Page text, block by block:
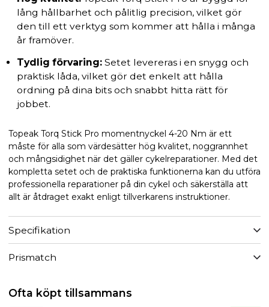
lång hållbarhet och pålitlig precision, vilket gör
den till ett verktyg som kommer att hålla i många
år framöver.
Tydlig förvaring: Setet levereras i en snygg och
praktisk låda, vilket gör det enkelt att hålla
ordning på dina bits och snabbt hitta rätt för
jobbet.
Topeak Torq Stick Pro momentnyckel 4-20 Nm är ett
måste för alla som värdesätter hög kvalitet, noggrannhet
och mångsidighet när det gäller cykelreparationer. Med det
kompletta setet och de praktiska funktionerna kan du utföra
professionella reparationer på din cykel och säkerställa att
allt är åtdraget exakt enligt tillverkarens instruktioner.
Specifikation
Prismatch
Ofta köpt tillsammans